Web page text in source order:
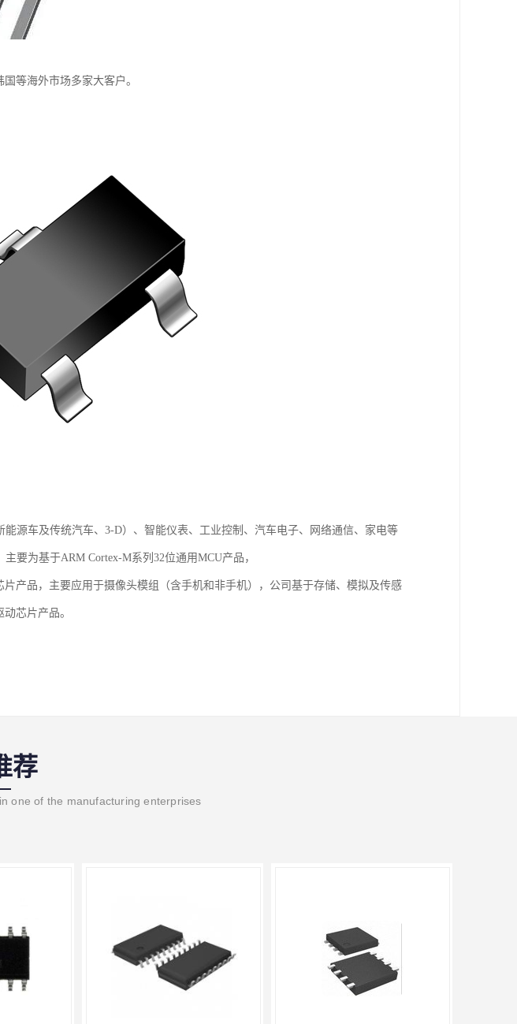
等海外市场多家大客户。
源车及传统汽车、3-D）、智能仪表、工业控制、汽车电子、网络通信、家电等
要为基于ARM Cortex-M系列32位通用MCU产品，
产品，主要应用于摄像头模组（含手机和非手机），公司基于存储、模拟及传感
芯片产品。
荐
one of the manufacturing enterprises